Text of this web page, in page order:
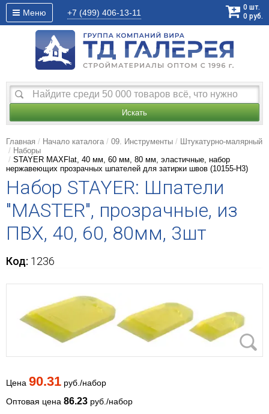
Меню +7 (499) 406-13-11
0 шт.
0 руб.
Искать
Главная Начало каталога 09. Инструменты
Штукатурно-малярный
Наборы
STAYER MAXFlat, 40 мм, 60 мм, 80 мм, эластичные, набор
нержавеющих прозрачных шпателей для затирки швов (10155-H3)
Набор STAYER: Шпатели
"MASTER", прозрачные, из
ПВХ, 40, 60, 80мм, 3шт
Код: 1236
Цена 90.31 руб./набор
Оптовая цена 86.23 руб./набор